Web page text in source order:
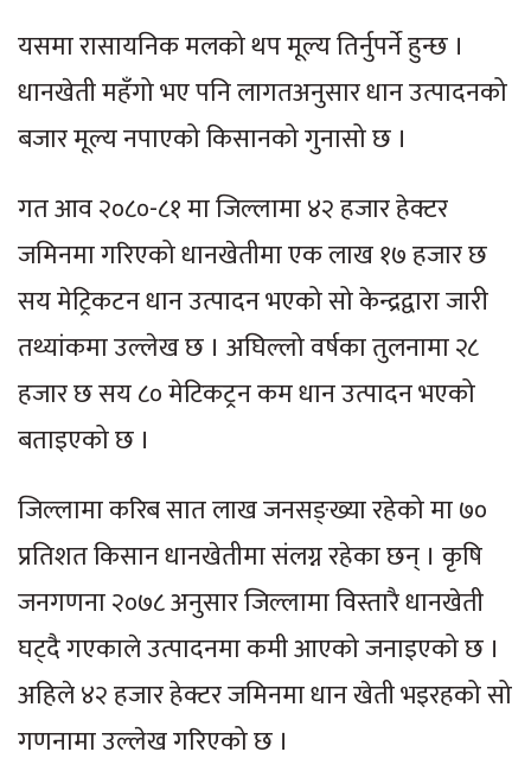
यसमा रासायनिक मलको थप मूल्य तिर्नुपर्ने हुन्छ ।
धानखेती महँगो भए पनि लागतअनुसार धान उत्पादनको
बजार मूल्य नपाएको किसानको गुनासो छ ।
गत आव २०८०-८१ मा जिल्लामा ४२ हजार हेक्टर
जमिनमा गरिएको धानखेतीमा एक लाख १७ हजार छ
सय मेट्रिकटन धान उत्पादन भएको सो केन्द्रद्वारा जारी
तथ्यांकमा उल्लेख छ । अघिल्लो वर्षका तुलनामा २८
हजार छ सय ८० मेटिकट्रन कम धान उत्पादन भएको
बताइएको छ ।
जिल्लामा करिब सात लाख जनसङ्ख्या रहेको मा ७०
प्रतिशत किसान धानखेतीमा संलग्न रहेका छन् । कृषि
जनगणना २०७८ अनुसार जिल्लामा विस्तारै धानखेती
घट्दै गएकाले उत्पादनमा कमी आएको जनाइएको छ ।
अहिले ४२ हजार हेक्टर जमिनमा धान खेती भइरहको सो
गणनामा उल्लेख गरिएको छ ।